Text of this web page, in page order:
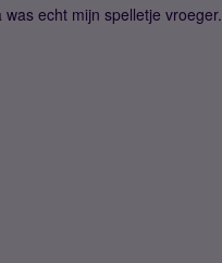
echt mijn spelletje vroeger.